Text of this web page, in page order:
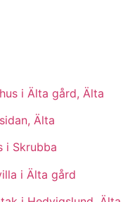
i Älta gård, Älta
Älta
i Skrubba
i Älta gård